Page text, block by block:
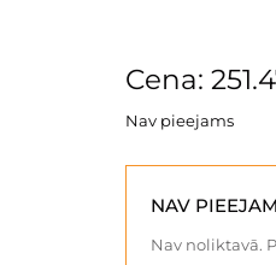
Cena:
Nav pieejams
NAV
Nav noliktavā.